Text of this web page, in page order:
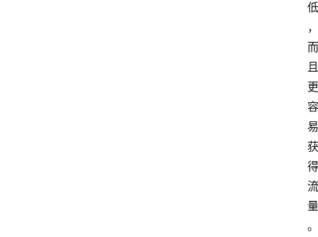
低
，
而
且
更
容
易
获
得
流
量
。